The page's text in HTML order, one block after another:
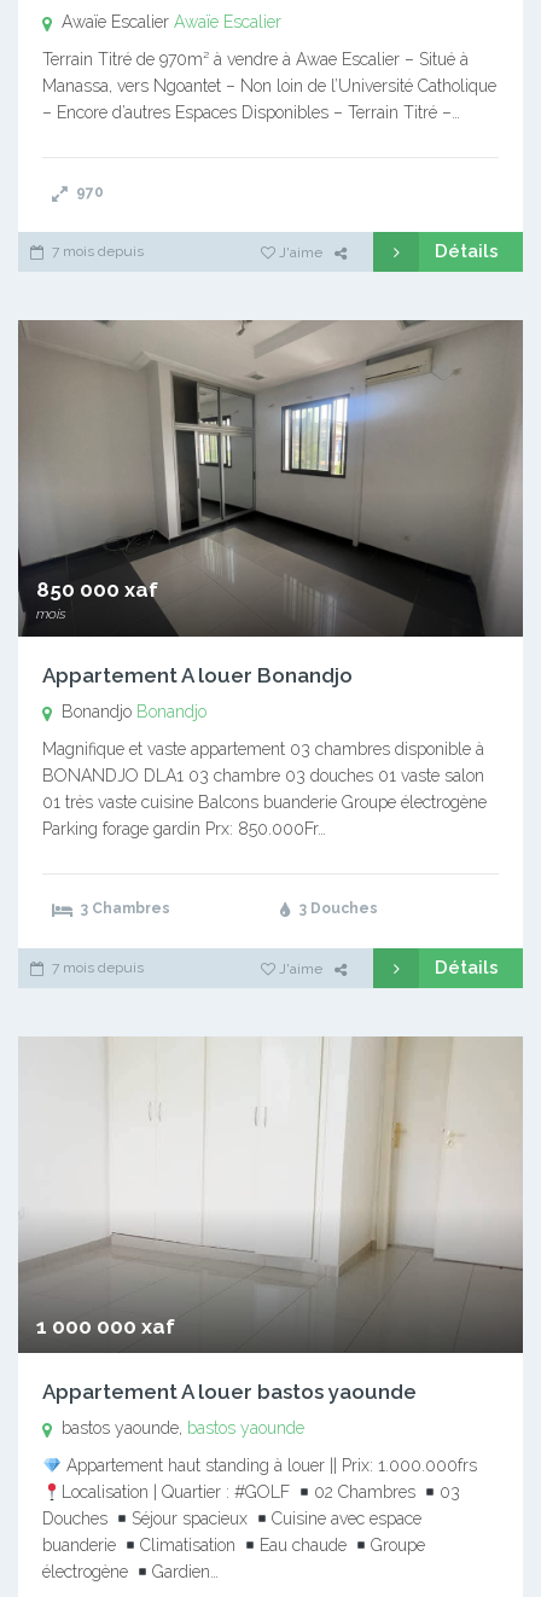
Awaïe Escalier Awaïe Escalier
Terrain Titré de 970m² à vendre à Awae Escalier – Situé à
Manassa, vers Ngoantet – Non loin de l’Université Catholique
– Encore d’autres Espaces Disponibles – Terrain Titré –…
970
7 mois depuis J'aime Détails
850 000 xaf
mois
Appartement A louer Bonandjo
Bonandjo Bonandjo
Magnifique et vaste appartement 03 chambres disponible à
BONANDJO DLA1 03 chambre 03 douches 01 vaste salon
01 très vaste cuisine Balcons buanderie Groupe électrogène
Parking forage gardin Prx: 850.000Fr…
3 Chambres 3 Douches
7 mois depuis J'aime Détails
1 000 000 xaf
Appartement A louer bastos yaounde
bastos yaounde, bastos yaounde
Appartement haut standing à louer || Prix: 1.000.000frs
Localisation | Quartier : #GOLF
02 Chambres
03
Douches
Séjour spacieux
Cuisine avec espace
buanderie
Climatisation Eau chaude
Groupe
électrogène
Gardien…